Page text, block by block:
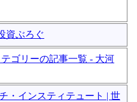
資ぶろぐ
ゴリーの記事一覧 - 大河
・インスティテュート | 世